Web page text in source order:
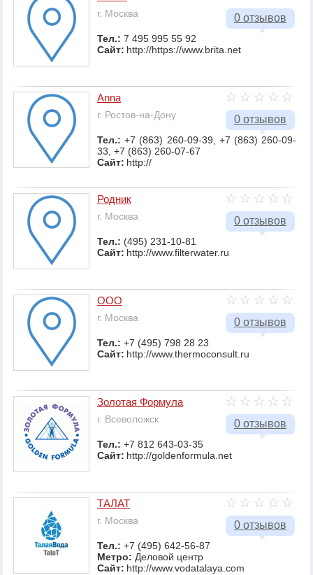
0 отзывов
г. Москва
Тел.: 7 495 995 55 92
Сайт: http://https://www.brita.net
0 отзывов
Anna
г. Ростов-на-Дону
Тел.:+7 (863) 260-09-39, +7 (863) 260-09-
33, +7 (863) 260-07-67
Сайт: http://
0 отзывов
Родник
г. Москва
Тел.: (495) 231-10-81
Сайт: http://www.filterwater.ru
0 отзывов
ООО
г. Москва
Тел.: +7 (495) 798 28 23
Сайт: http://www.thermoconsult.ru
0 отзывов
Золотая Формула
г. Всеволожск
Тел.: +7 812 643-03-35
Сайт: http://goldenformula.net
0 отзывов
ТАЛАТ
г. Москва
Тел.: +7 (495) 642-56-87
Метро: Деловой центр
Сайт: http://www.vodatalaya.com